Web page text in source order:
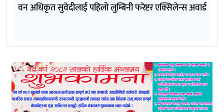
वन अधिकृत सुवेदीलाई पहिलो लुम्बिनी फरेष्टर एक्सिलेन्स अवार्ड